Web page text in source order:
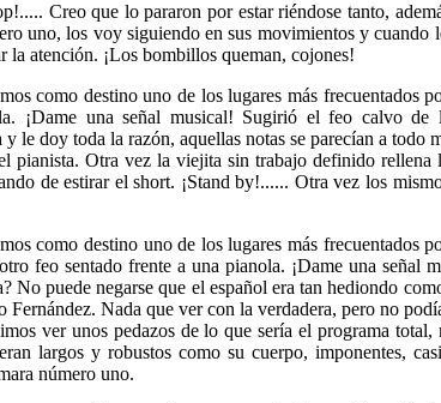
Creo que lo pararon por estar riéndose tanto,
uno, los voy siguiendo en sus movimientos y
atención. ¡Los bombillos queman, cojones!
como destino uno de los lugares más frecuentados
¡Dame una señal musical! Sugirió el feo calvo
le doy toda la razón, aquellas notas se parecían a todo
pianista. Otra vez la viejita sin trabajo definido
de estirar el short. ¡Stand by!...... Otra vez los
como destino uno de los lugares más frecuentados
feo sentado frente a una pianola. ¡Dame una
No puede negarse que el español era tan hediondo
Fernández. Nada que ver con la verdadera, pero no
ver unos pedazos de lo que sería el programa
largos y robustos como su cuerpo, imponentes,
número uno.